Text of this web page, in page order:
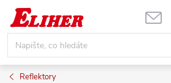
Přejít
obsah
Reflektory